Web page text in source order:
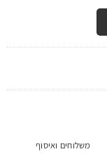
משלוחים ואיסוף